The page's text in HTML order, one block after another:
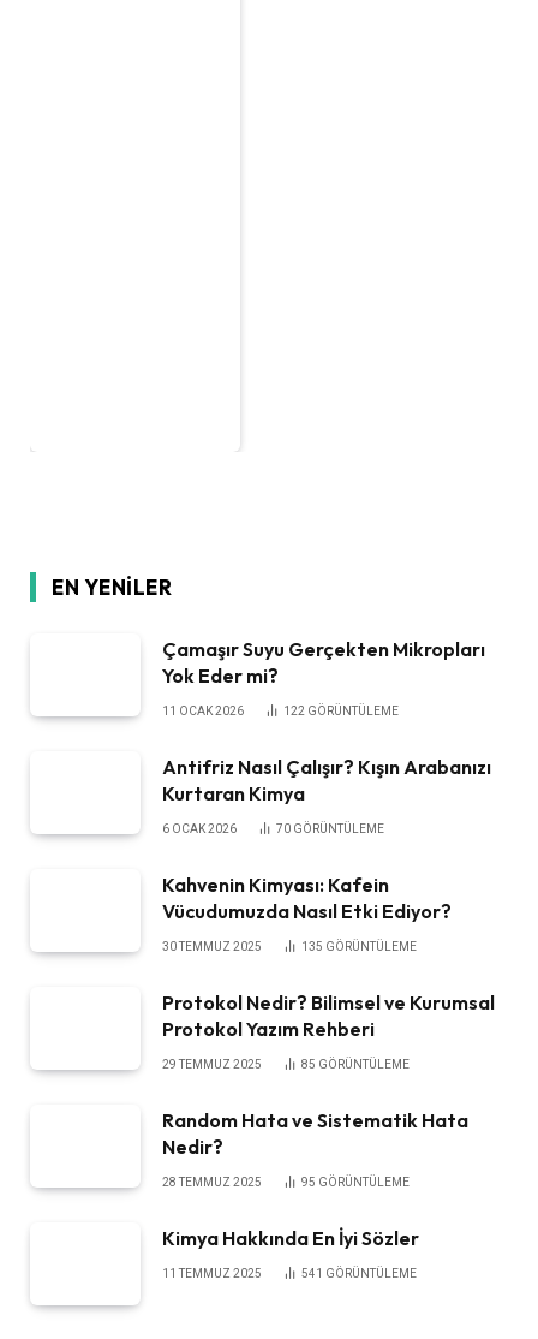
EN YENILER
Çamaşır Suyu Gerçekten Mikropları
Yok Eder mi?
11 OCAK 2026 122 GÖRÜNTÜLEME
Antifriz Nasıl Çalışır? Kışın Arabanızı
Kurtaran Kimya
6 OCAK 2026 70 GÖRÜNTÜLEME
Kahvenin Kimyası: Kafein
Vücudumuzda Nasıl Etki Ediyor?
30 TEMMUZ 2025 135 GÖRÜNTÜLEME
Protokol Nedir? Bilimsel ve Kurumsal
Protokol Yazım Rehberi
29 TEMMUZ 2025 85 GÖRÜNTÜLEME
Random Hata ve Sistematik Hata
Nedir?
28 TEMMUZ 2025 95 GÖRÜNTÜLEME
Kimya Hakkında En İyi Sözler
11 TEMMUZ 2025 541 GÖRÜNTÜLEME